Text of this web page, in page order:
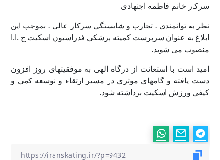
سرکار خانم فاطمه اجتهادی
نظر به توانمندی ، تجارب و شایستگی سرکار عالی ، بموجب این
ابلاغ به عنوان سرپرست کمیته پزشکی فدراسیون اسکیت ج .ا.ا
منصوب می شوید.
امید است با استعانت از درگاه الهی به موفقیتهای روز افزون
دست یافته و گامهای موثری در مسیر ارتقاء و توسعه کمی و
کیفی ورزش اسکیت برداشته شود.